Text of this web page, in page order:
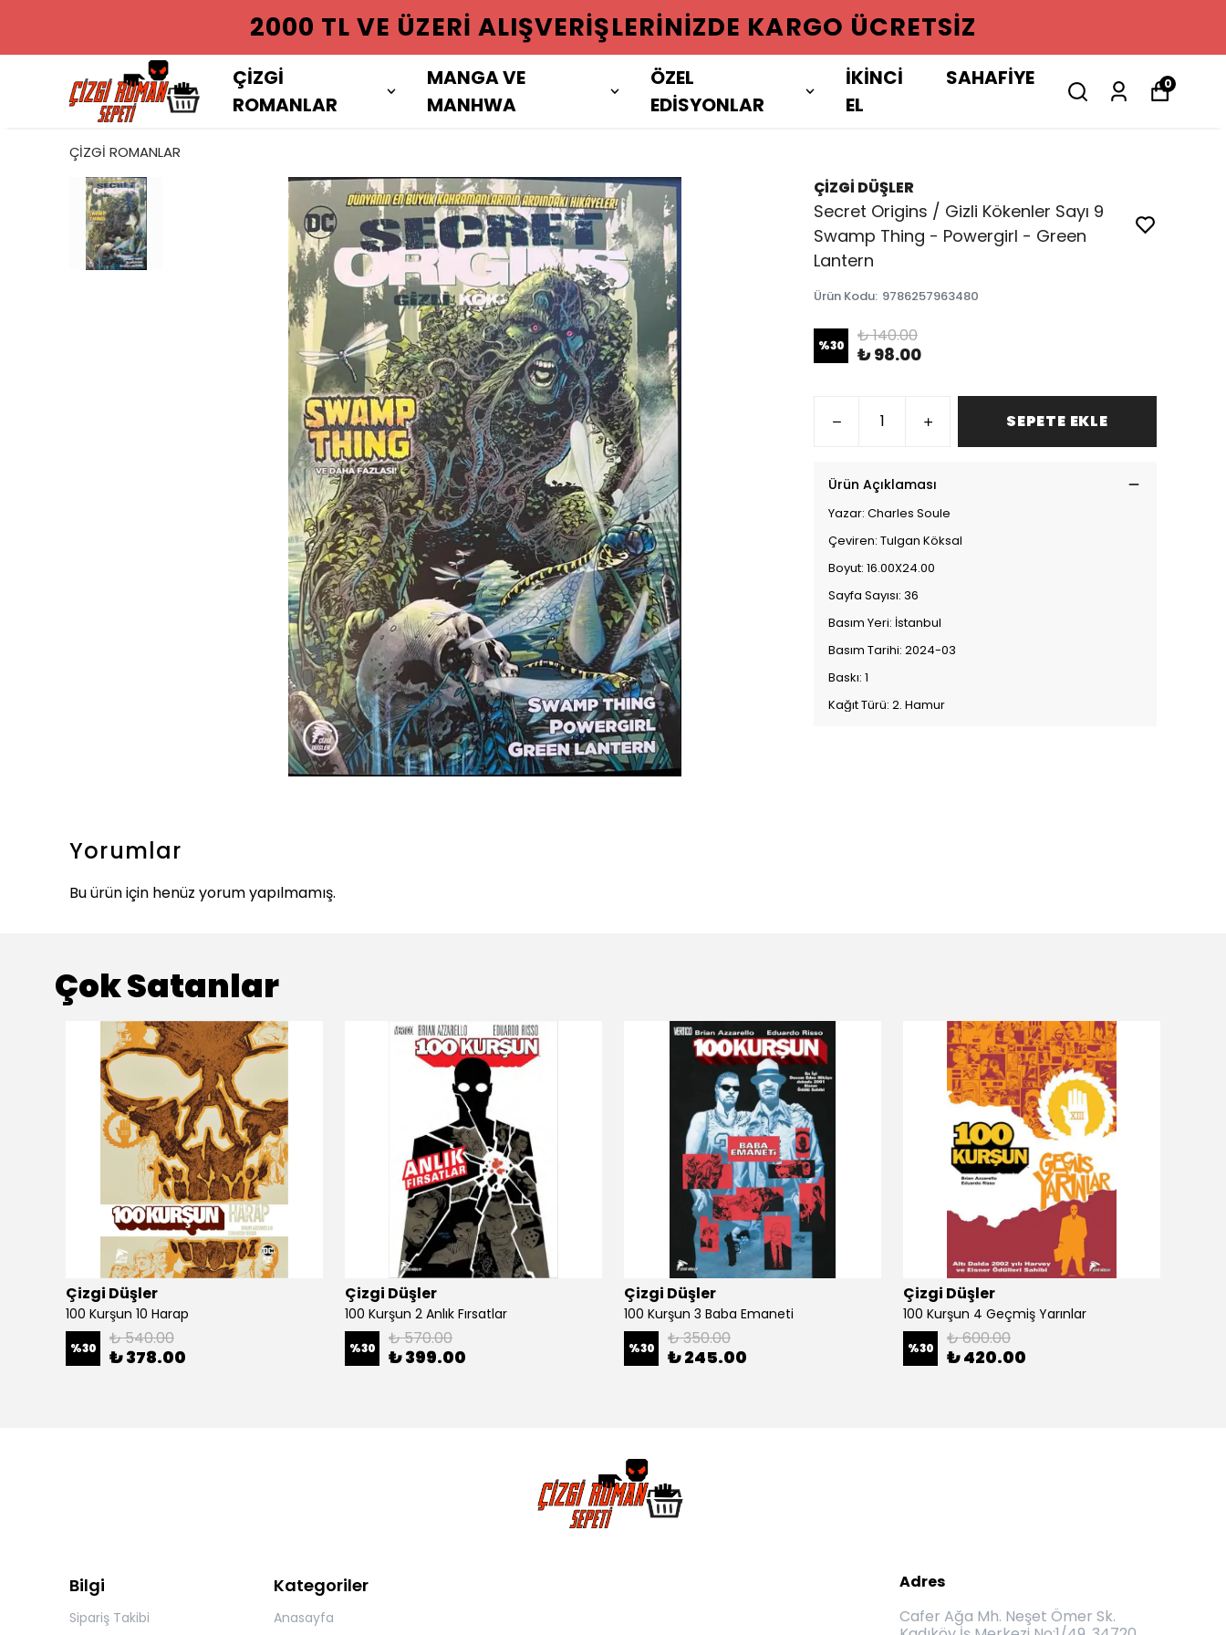
2000 TL VE ÜZERI ALIŞVERIŞLERINIZDE KARGO ÜCRETSIZ
ÇİZGİ
ROMANLAR
MANGA VE
MANHWA
ÖZEL
EDİSYONLAR
İKİNCİ
EL
SAHAFİYE 0
ÇİZGİ ROMANLAR
ÇİZGİ DÜŞLER
Secret Origins / Gizli Kökenler Sayı 9
Swamp Thing - Powergirl - Green
Lantern
Ürün Kodu: 9786257963480
%30 ₺ 140.00
₺ 98.00
SEPETE EKLE
Ürün Açıklaması
Yazar: Charles Soule
Çeviren: Tulgan Köksal
Boyut: 16.00X24.00
Sayfa Sayısı: 36
Basım Yeri: İstanbul
Basım Tarihi: 2024-03
Baskı: 1
Kağıt Türü: 2. Hamur
Yorumlar
Bu ürün için henüz yorum yapılmamış.
Çok Satanlar
Çizgi Düşler
100 Kurşun 10 Harap
%30 ₺ 540.00
₺ 378.00
Çizgi Düşler
100 Kurşun 2 Anlık Fırsatlar
%30 ₺ 570.00
₺ 399.00
Çizgi Düşler
100 Kurşun 3 Baba Emaneti
%30 ₺ 350.00
₺ 245.00
Çizgi Düşler
100 Kurşun 4 Geçmiş Yarınlar
%30 ₺ 600.00
₺ 420.00
Bilgi
Sipariş Takibi
Kategoriler
Anasayfa
Adres
Cafer Ağa Mh. Neşet Ömer Sk.